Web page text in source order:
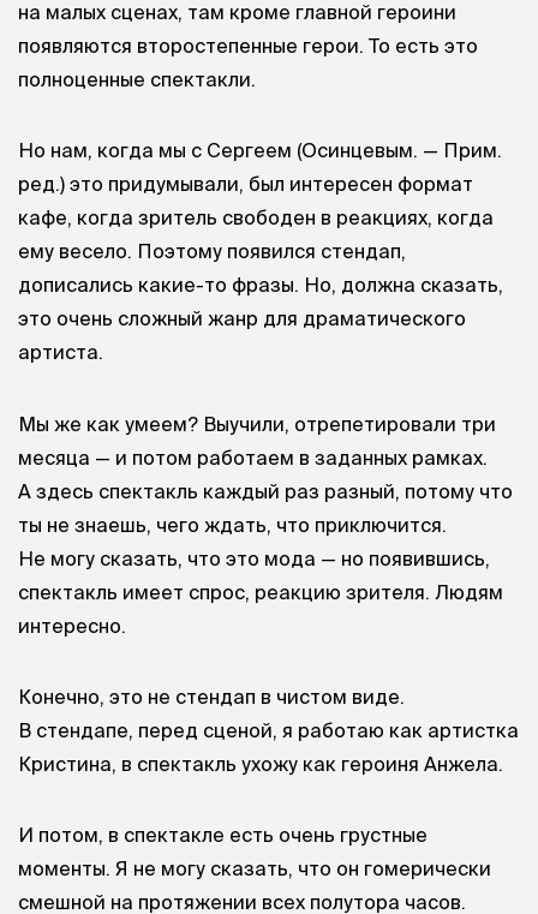
на малых сценах, там кроме главной героини
появляются второстепенные герои. То есть это
полноценные спектакли.
Но нам, когда мы с Сергеем (Осинцевым. — Прим.
ред.) это придумывали, был интересен формат
кафе, когда зритель свободен в реакциях, когда
ему весело. Поэтому появился стендап,
дописались какие-то фразы. Но, должна сказать,
это очень сложный жанр для драматического
артиста.
Мы же как умеем? Выучили, отрепетировали три
месяца — и потом работаем в заданных рамках.
А здесь спектакль каждый раз разный, потому что
ты не знаешь, чего ждать, что приключится.
Не могу сказать, что это мода — но появившись,
спектакль имеет спрос, реакцию зрителя. Людям
интересно.
Конечно, это не стендап в чистом виде.
В стендапе, перед сценой, я работаю как артистка
Кристина, в спектакль ухожу как героиня Анжела.
И потом, в спектакле есть очень грустные
моменты. Я не могу сказать, что он гомерически
смешной на протяжении всех полутора часов.